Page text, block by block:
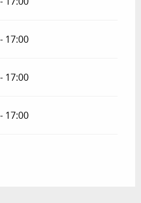
17:00
17:00
17:00